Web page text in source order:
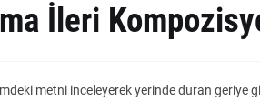
İleri
metni inceleyerek yerinde duran geriye